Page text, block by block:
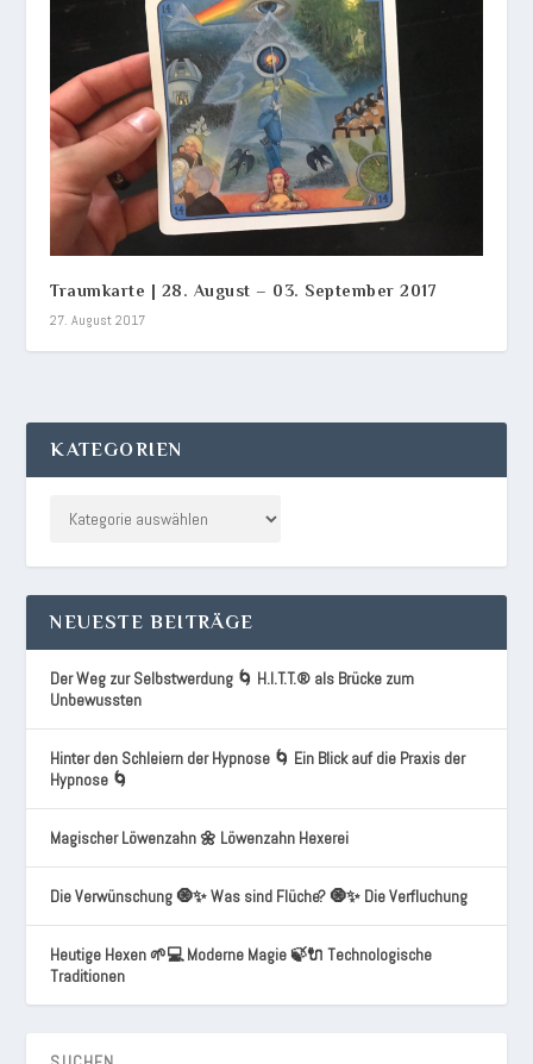
Traumkarte | 28. August – 03. September 2017
27. August 2017
KATEGORIEN
NEUESTE BEITRÄGE
Der Weg zur Selbstwerdung 🌀 H.I.T.T.® als Brücke zum
Unbewussten
Hinter den Schleiern der Hypnose 🌀 Ein Blick auf die Praxis der
Hypnose 🌀
Magischer Löwenzahn 🌼 Löwenzahn Hexerei
Die Verwünschung 🧿✨ Was sind Flüche? 🧿✨ Die Verfluchung
Heutige Hexen 🌱💻 Moderne Magie 🍃🔌 Technologische
Traditionen